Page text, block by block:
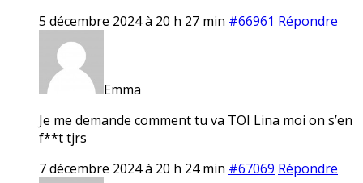
5 décembre 2024 à 20 h 27 min #66961 Répondre
Emma
Je me demande comment tu va TOI Lina moi on s’en
f**t tjrs
7 décembre 2024 à 20 h 24 min #67069 Répondre